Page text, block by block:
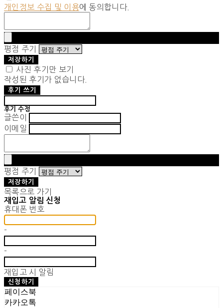
개인정보 수집 및 이용에 동의합니다.
평점 주기
저장하기
사진 후기만 보기
작성된 후기가 없습니다.
후기 쓰기
후기 수정
글쓴이
이메일
평점 주기
저장하기
목록으로 가기
재입고 알림 신청
휴대폰 번호
-
-
재입고 시 알림
신청하기
페이스북
카카오톡